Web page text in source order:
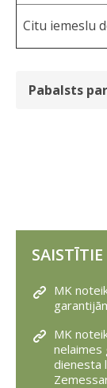
Citu iemeslu
Pabalsts
MK
MK
nelaimes
dienesta